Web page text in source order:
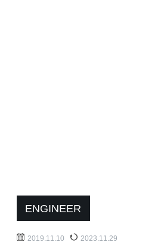
ENGINEER
2019.11.10
2023.11.29